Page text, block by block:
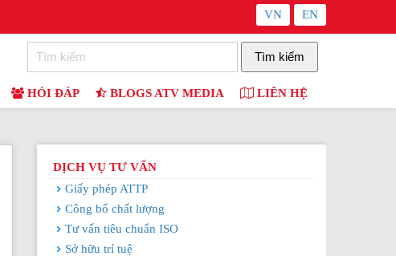
VN EN
HỎI ĐÁP BLOGS ATV MEDIA LIÊN HỆ
DỊCH VỤ TƯ VẤN
Giấy phép ATTP
Công bố chất lượng
Tư vấn tiêu chuẩn ISO
Sở hữu trí tuệ